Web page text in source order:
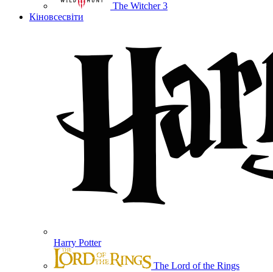
The Witcher 3
Кіновсесвіти
Harry Potter
The Lord of the Rings